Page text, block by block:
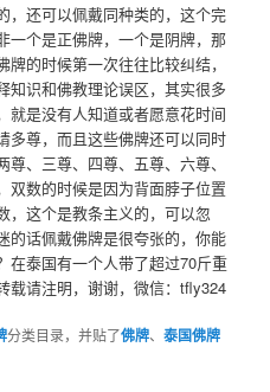
，还可以佩戴同种类的，这个完
一个是正佛牌，一个是阴牌，那
的时候第一次往往比较纠结，
知识和佛教理论误区，其实很多
就是没有人知道或者愿意花时间
多尊，而且这些佛牌还可以同时
、三尊、四尊、五尊、六尊、
双数的时候是因为背面脖子位置
，这个是教条主义的，可以忽
的话佩戴佛牌是很夸张的，你能
在泰国有一个人带了超过70斤重
载请注明，谢谢，微信：tfly324
分类目录，并贴了佛牌、泰国佛牌